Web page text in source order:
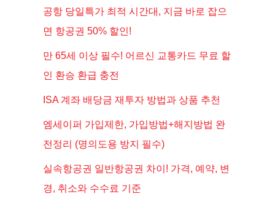
공항 당일특가 최적 시간대, 지금 바로 잡으
면 항공권 50% 할인!
만 65세 이상 필수! 어르신 교통카드 무료 할
인 환승 환급 충전
ISA 계좌 배당금 재투자 방법과 상품 추천
엠세이퍼 가입제한, 가입방법+해지방법 완
전정리 (명의도용 방지 필수)
실속항공권 일반항공권 차이! 가격, 예약, 변
경, 취소와 수수료 기준